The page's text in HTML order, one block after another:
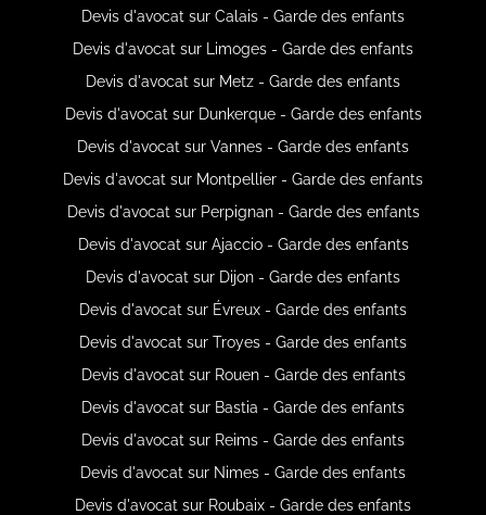
Devis d'avocat sur Calais - Garde des enfants
Devis d'avocat sur Limoges - Garde des enfants
Devis d'avocat sur Metz - Garde des enfants
Devis d'avocat sur Dunkerque - Garde des enfants
Devis d'avocat sur Vannes - Garde des enfants
Devis d'avocat sur Montpellier - Garde des enfants
Devis d'avocat sur Perpignan - Garde des enfants
Devis d'avocat sur Ajaccio - Garde des enfants
Devis d'avocat sur Dijon - Garde des enfants
Devis d'avocat sur Évreux - Garde des enfants
Devis d'avocat sur Troyes - Garde des enfants
Devis d'avocat sur Rouen - Garde des enfants
Devis d'avocat sur Bastia - Garde des enfants
Devis d'avocat sur Reims - Garde des enfants
Devis d'avocat sur Nimes - Garde des enfants
Devis d'avocat sur Roubaix - Garde des enfants